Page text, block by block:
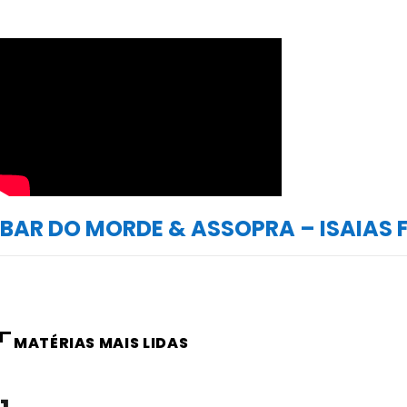
BAR DO MORDE & ASSOPRA – ISAIAS
MATÉRIAS MAIS LIDAS